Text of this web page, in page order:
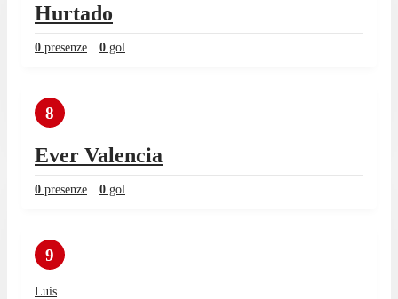
Hurtado
0 presenze 0 gol
8
Ever Valencia
0 presenze 0 gol
9
Luis